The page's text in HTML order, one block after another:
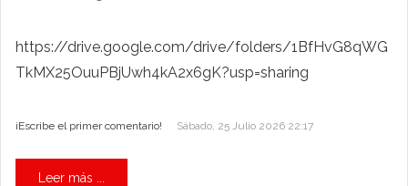
https://drive.google.com/drive/folders/1BfHvG8qWG
TkMX25OuuPBjUwh4kA2x6gK?usp=sharing
¡Escribe el primer comentario! Sábado, 25 Julio 2026 22:17
Leer más ...